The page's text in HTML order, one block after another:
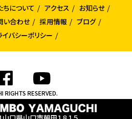
ちについて
アクセス
お知らせ
い合わせ
採用情報
ブログ
イバシーポリシー
RIGHTS RESERVED.